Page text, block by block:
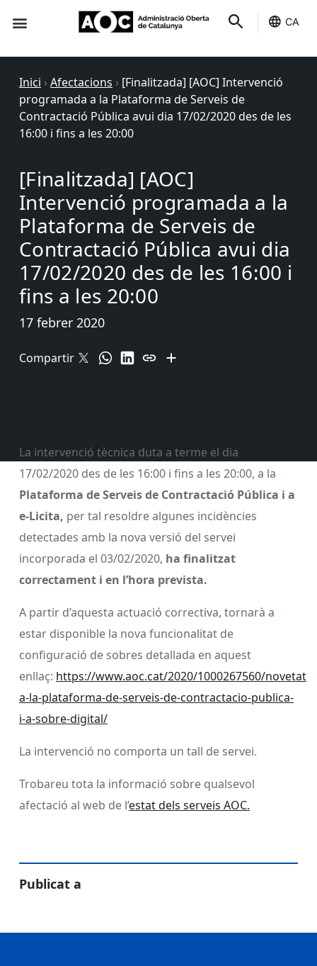
CA
Inici › Afectacions › [Finalitzada] [AOC] Intervenció
programada a la Plataforma de Serveis de
Contractació Pública avui dia 17/02/2020 des de les
16:00 i fins a les 20:00
[Finalitzada] [AOC]
Intervenció programada a la
Plataforma de Serveis de
Contractació Pública avui dia
17/02/2020 des de les 16:00 i
fins a les 20:00
17 febrer 2020
Compartir
La intervenció tècnica duta a terme el dia
17/02/2020 des de les 16:00 i fins a les 20:00, a la
Plataforma de Serveis de Contractació Pública i a
e-Licita, per tal resoldre algunes incidències
detectades amb la nova versió del servei
incorporada el 03/02/2020, ha finalitzat
correctament i en l’hora prevista.
A partir d’aquesta actuació correctiva, tornarà a
estar disponible la nova funcionalitat de
configuració de sobres detallada en aquest
enllaç: https://www.aoc.cat/2020/1000267560/novetats-
a-la-plataforma-de-serveis-de-contractacio-publica-
i-a-sobre-digital/
La intervenció no comporta un tall de servei.
Trobareu tota la informació sobre qualsevol
afectació al web de l’estat dels serveis AOC.
Publicat a